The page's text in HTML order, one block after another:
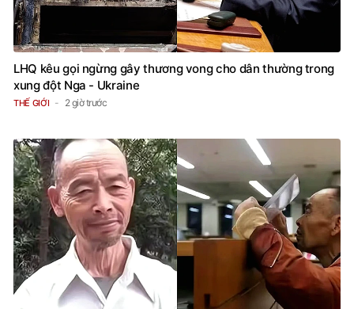
LHQ kêu gọi ngừng gây thương vong cho dân thường trong
xung đột Nga - Ukraine
THẾ GIỚI 2 giờ trước